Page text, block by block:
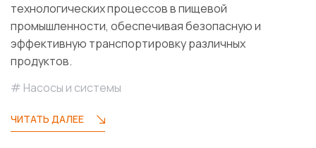
технологических процессов в пищевой
промышленности, обеспечивая безопасную и
эффективную транспортировку различных
продуктов.
Насосы и системы
ЧИТАТЬ ДАЛЕЕ